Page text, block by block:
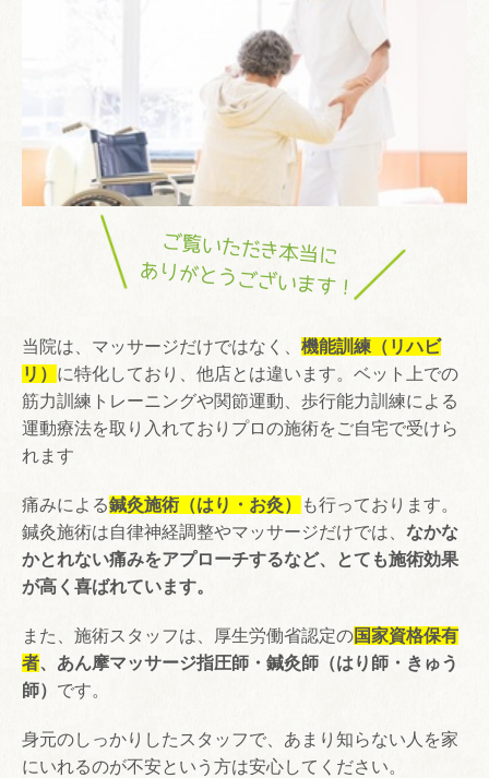
ご覧いただき本当に
ありがとうございます！
当院は、マッサージだけではなく、 機能訓練（リハビ
リ） に特化しており、他店とは違います。ベット上での
筋力訓練トレーニングや関節運動、歩行能力訓練による
運動療法を取り入れておりプロの施術をご自宅で受けら
れます
痛みによる鍼灸施術（はり・お灸）
も行っております。
鍼灸施術は自律神経調整やマッサージだけでは、 なかな
かとれない痛みをアプローチするなど、とても施術効果
が高く喜ばれています。
また、施術スタッフは、厚生労働省認定の国家資格保有
者、あん摩マッサージ指圧師・鍼灸師（はり師・きゅう
師） です。
身元のしっかりしたスタッフで、あまり知らない人を家
にいれるのが不安という方は安心してください。